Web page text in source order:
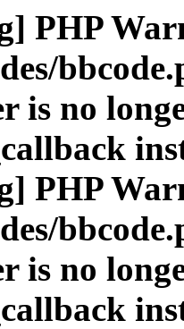
PHP
is no
PHP
is no